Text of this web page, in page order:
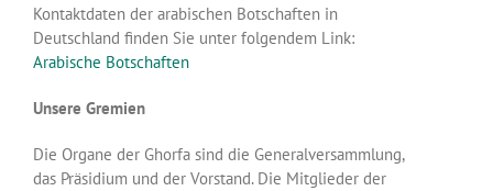
Kontaktdaten der arabischen Botschaften in
Deutschland finden Sie unter folgendem Link:
Arabische Botschaften
Unsere Gremien
Die Organe der Ghorfa sind die Generalversammlung,
das Präsidium und der Vorstand. Die Mitglieder der